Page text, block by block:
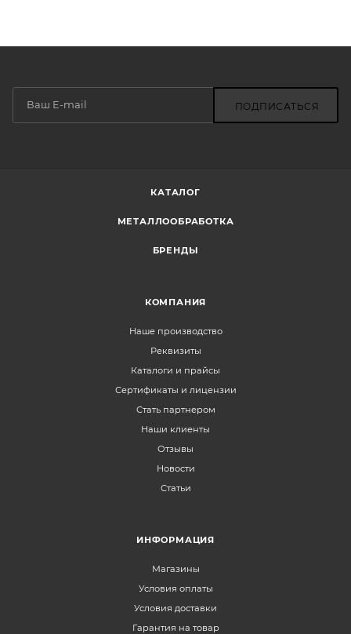
ПОДПИСАТЬСЯ
КАТАЛОГ
МЕТАЛЛООБРАБОТКА
БРЕНДЫ
КОМПАНИЯ
Наше производство
Реквизиты
Каталоги и прайсы
Сертификаты и лицензии
Стать партнером
Наши клиенты
Отзывы
Новости
Статьи
ИНФОРМАЦИЯ
Магазины
Условия оплаты
Условия доставки
Гарантия на товар